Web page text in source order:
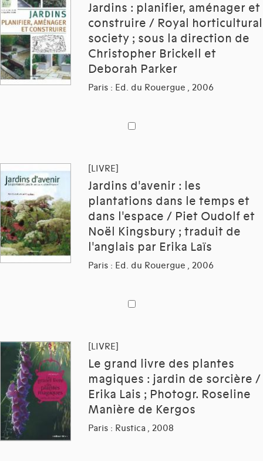
Jardins : planifier, aménager et
construire / Royal horticultural
society ; sous la direction de
Christopher Brickell et
Deborah Parker
Paris : Ed. du Rouergue , 2006
[LIVRE]
Jardins d'avenir : les
plantations dans le temps et
dans l'espace / Piet Oudolf et
Noël Kingsbury ; traduit de
l'anglais par Erika Laïs
Paris : Ed. du Rouergue , 2006
[LIVRE]
Le grand livre des plantes
magiques : jardin de sorcière /
Erika Lais ; Photogr. Roseline
Manière de Kergos
Paris : Rustica , 2008